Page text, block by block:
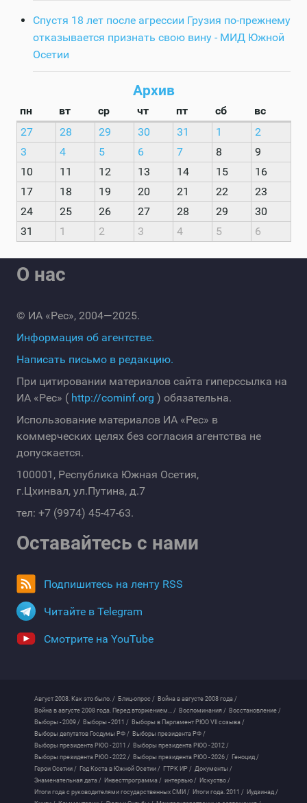
Спустя 18 лет после агрессии Грузия по-прежнему
отказывается признать свою вину - МИД Южной
Осетии
Архив
пн вт ср чт пт сб
вс
27
28 29 30 31 1
2
3
4 5 6 7 8
9
10
11 12 13 14 15
16
17
18 19 20 21 22
23
24
25 26 27 28 29
30
31
1 2 3 4 5 6
О нас
© ИА «Рес», 2004—2025.
Информация об агентстве.
Написать письмо в редакцию.
При цитировании материалов сайта гиперссылка на
ИА «Рес» ( http://cominf.org ) обязательна.
Использование материалов ИА «Рес» в
коммерческих целях без согласия агентства не
допускается.
100001, Республика Южная Осетия,
г.Цхинвал, ул.Путина, д.7
тел: +7 (9974) 45-47-63.
Оставайтесь с нами
Подпишитесь на ленту RSS
Читайте в Telegram
Смотрите на YouTube
Август 2008. Как это было. / Блиц-опрос / Война в августе 2008 года /
Война в августе 2008 года. Перед вторжением... / Воспоминания / Восстановление /
Выборы - 2009 / Выборы - 2011 / Выборы в Парламент РЮО VII созыва /
Выборы депутатов Госдумы РФ / Выборы президента РФ /
Выборы президента РЮО - 2011 / Выборы президента РЮО - 2012 /
Выборы президента РЮО - 2022 / Выборы президента РЮО - 2026 / Геноцид /
Герои Осетии / Год Коста в Южной Осетии / ГТРК ИР / Документы /
Знаменательная дата / Инвестпрограмма / интервью / Искуство /
Итоги года с руководителями государственных СМИ / Итоги года. 2011 / Иудзинад /